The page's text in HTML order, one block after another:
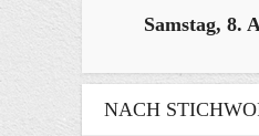
Samstag, 8.
NACH